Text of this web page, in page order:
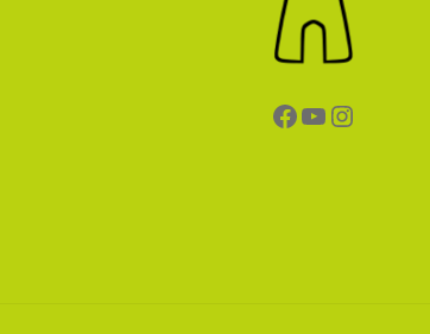
Facebook
YouTube
Instagram